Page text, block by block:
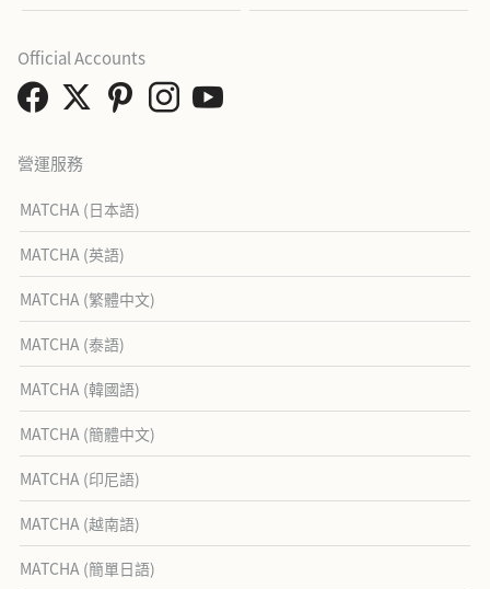
營運服務
MATCHA (日本語)
MATCHA (英語)
MATCHA (繁體中文)
MATCHA (泰語)
MATCHA (韓國語)
MATCHA (簡體中文)
MATCHA (印尼語)
MATCHA (越南語)
MATCHA (簡單日語)
Official Accounts